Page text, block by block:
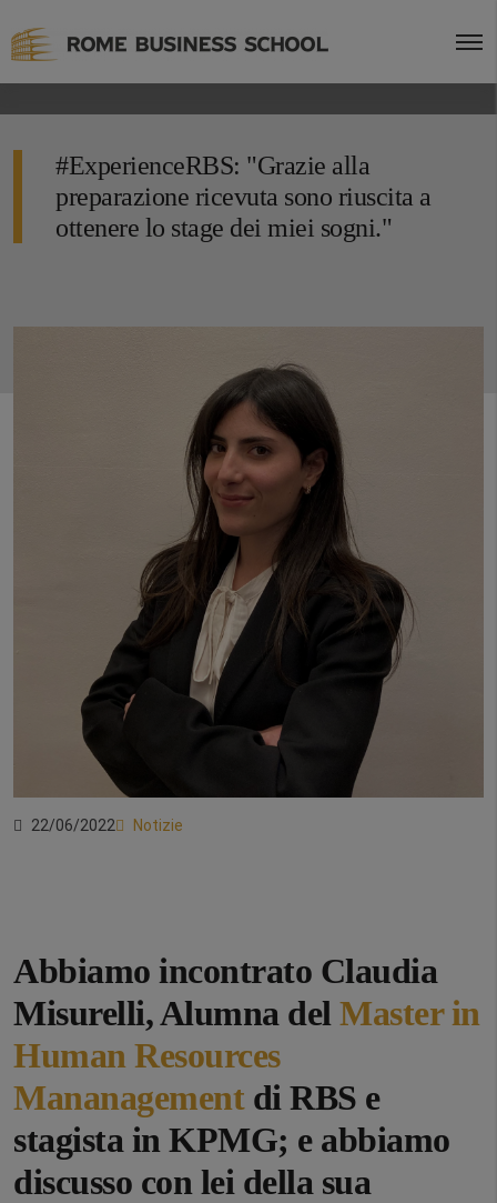
#ExperienceRBS: "Grazie alla
preparazione ricevuta sono riuscita a
ottenere lo stage dei miei sogni."
22/06/2022 Notizie
Abbiamo incontrato Claudia
Misurelli, Alumna del Master in
Human Resources
Mananagementdi RBS e
stagista in KPMG; e abbiamo
discusso con lei della sua